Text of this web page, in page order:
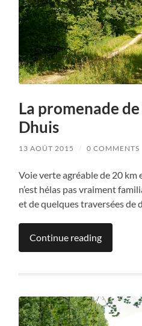
La promenade
Dhuis
13 AOÛT 2015 / 0 COMMENTS
Voie verte agréable de 20
n’est hélas pas vraiment
et de quelques traversées de
Continue reading